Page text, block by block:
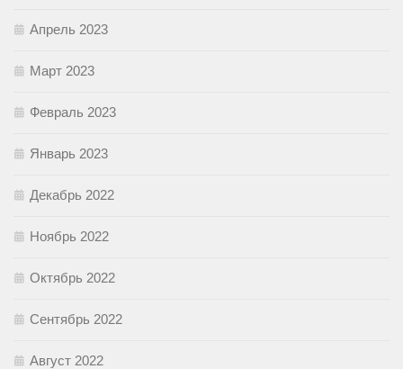
Апрель 2023
Март 2023
Февраль 2023
Январь 2023
Декабрь 2022
Ноябрь 2022
Октябрь 2022
Сентябрь 2022
Август 2022